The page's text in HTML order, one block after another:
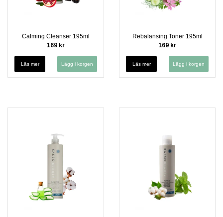
Calming Cleanser 195ml
169 kr
Läs mer
Rebalansing Toner 195ml
169 kr
Läs mer